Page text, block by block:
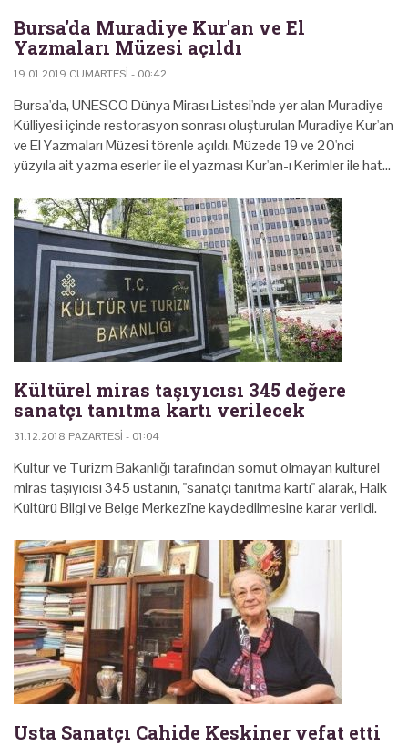
Bursa'da Muradiye Kur'an ve El
Yazmaları Müzesi açıldı
19.01.2019 CUMARTESI - 00:42
Bursa'da, UNESCO Dünya Mirası Listesi'nde yer alan Muradiye
Külliyesi içinde restorasyon sonrası oluşturulan Muradiye Kur'an
ve El Yazmaları Müzesi törenle açıldı. Müzede 19 ve 20'nci
yüzyıla ait yazma eserler ile el yazması Kur'an-ı Kerimler ile hat…
Kültürel miras taşıyıcısı 345 değere
sanatçı tanıtma kartı verilecek
31.12.2018 PAZARTESI - 01:04
Kültür ve Turizm Bakanlığı tarafından somut olmayan kültürel
miras taşıyıcısı 345 ustanın, "sanatçı tanıtma kartı" alarak, Halk
Kültürü Bilgi ve Belge Merkezi'ne kaydedilmesine karar verildi.
Usta Sanatçı Cahide Keskiner vefat etti